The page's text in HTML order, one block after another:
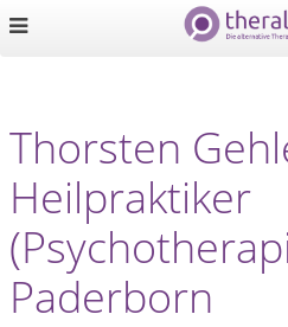
Thorsten
Heilpraktiker
Paderborn